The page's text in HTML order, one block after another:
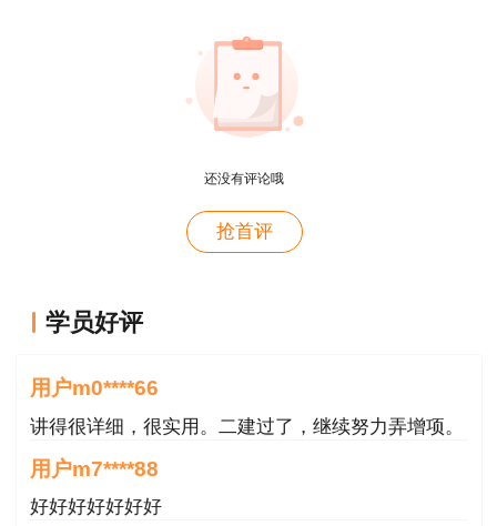
（四）填写报名信息。报考人员须如实填写
2025年度新疆维吾尔自治区二级建造师执业资格
考试报名信息。报考人员本人须签署（提交）报考
承诺书，一经提交即具有法律效力，不允许代为承
诺。报考人员承诺后，在核查或者日常监管中发现
其不符合考试报名条件的，考试报名无效，已缴费
用不予退还；取得成绩的，当次全部科目成绩无
成绩证明无效。
查录入的信息，报考信息一经确认后，将无法再次
修改报名信息。确认信息无误后点击网上缴费。
（六）资格审查。根据人力资源和社会保障部
人事考试中心关于印发《专业技术人员资格考试报
还没有评论哦
抢首评
学员好评
用户hy****58
用户m0****66
讲得很详细，很实用。二建过了，继续努力弄增项。
用户m7****88
好好好好好好好